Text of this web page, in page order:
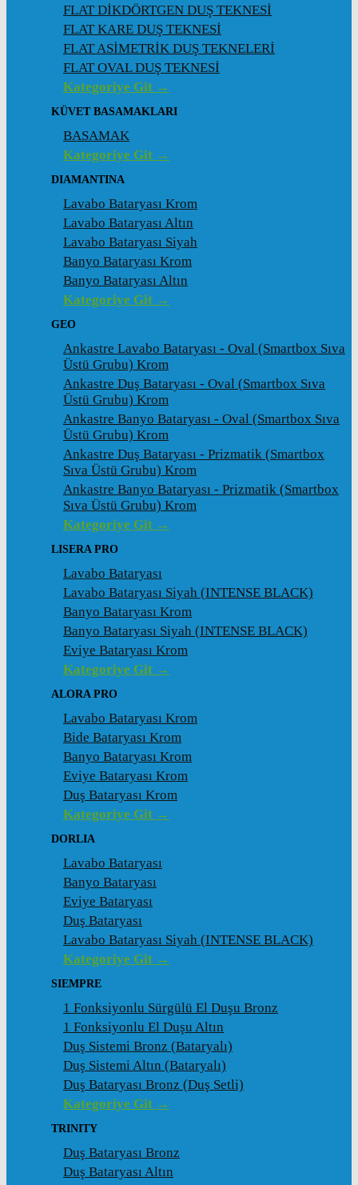
FLAT DİKDÖRTGEN DUŞ TEKNESİ
FLAT KARE DUŞ TEKNESİ
FLAT ASİMETRİK DUŞ TEKNELERİ
FLAT OVAL DUŞ TEKNESİ
Kategoriye Git →
KÜVET BASAMAKLARI
BASAMAK
Kategoriye Git →
DIAMANTINA
Lavabo Bataryası Krom
Lavabo Bataryası Altın
Lavabo Bataryası Siyah
Banyo Bataryası Krom
Banyo Bataryası Altın
Kategoriye Git →
GEO
Ankastre Lavabo Bataryası - Oval (Smartbox Sıva
Üstü Grubu) Krom
Ankastre Duş Bataryası - Oval (Smartbox Sıva
Üstü Grubu) Krom
Ankastre Banyo Bataryası - Oval (Smartbox Sıva
Üstü Grubu) Krom
Ankastre Duş Bataryası - Prizmatik (Smartbox
Sıva Üstü Grubu) Krom
Ankastre Banyo Bataryası - Prizmatik (Smartbox
Sıva Üstü Grubu) Krom
Kategoriye Git →
LISERA PRO
Lavabo Bataryası
Lavabo Bataryası Siyah (INTENSE BLACK)
Banyo Bataryası Krom
Banyo Bataryası Siyah (INTENSE BLACK)
Eviye Bataryası Krom
Kategoriye Git →
ALORA PRO
Lavabo Bataryası Krom
Bide Bataryası Krom
Banyo Bataryası Krom
Eviye Bataryası Krom
Duş Bataryası Krom
Kategoriye Git →
DORLIA
Lavabo Bataryası
Banyo Bataryası
Eviye Bataryası
Duş Bataryası
Lavabo Bataryası Siyah (INTENSE BLACK)
Kategoriye Git →
SIEMPRE
1 Fonksiyonlu Sürgülü El Duşu Bronz
1 Fonksiyonlu El Duşu Altın
Duş Sistemi Bronz (Bataryalı)
Duş Sistemi Altın (Bataryalı)
Duş Bataryası Bronz (Duş Setli)
Kategoriye Git →
TRINITY
Duş Bataryası Bronz
Duş Bataryası Altın